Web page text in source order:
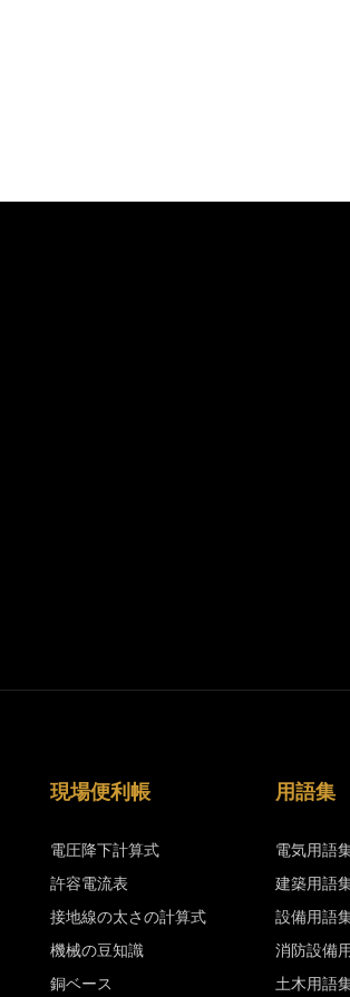
現場便利帳
電圧降下計算式
許容電流表
接地線の太さの計算式
機械の豆知識
銅ベース
用語集
電気用語
建築用語
設備用語
消防設備
土木用語